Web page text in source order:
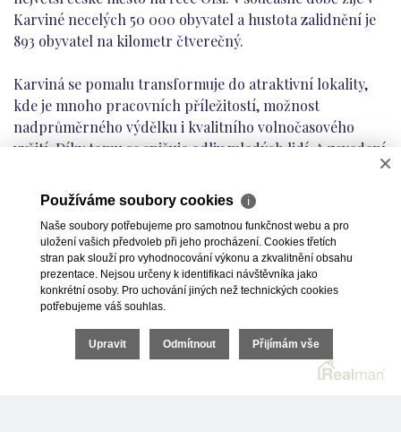
Karviné necelých 50 000 obyvatel a hustota zalidnění je
893 obyvatel na kilometr čtverečný.
Karviná se pomalu transformuje do atraktivní lokality,
kde je mnoho pracovních příležitostí, možnost
nadprůměrného výdělku i kvalitního volnočasového
vyžití. Díky tomu se snižuje odliv mladých lidí. A zavedení
nestěhují ekonomičtí paraziti.
Proto se očekává, že cena v současné době levných bytů
poroste – a tím pádem má smysl do nich investovat. A to i
v případě, pokud nejste místní, ale bydlíte v Praze, Brně,
Plzni, Liberci nebo Českých Budějovicích.
Více o okresním městě Karviná si můžete přečíst v našem
článku zde: https://investicedonemovitostimsk.cz/proc-
×
Používáme soubory cookies ℹ
Naše soubory potřebujeme pro samotnou funkčnost webu a pro
uložení vašich předvoleb při jeho procházení. Cookies třetích
stran pak slouží pro vyhodnocování výkonu a zkvalitnění obsahu
prezentace. Nejsou určeny k identifikaci návštěvníka jako
konkrétní osoby. Pro uchování jiných než technických cookies
potřebujeme váš souhlas.
Upravit Odmítnout Přijímám vše